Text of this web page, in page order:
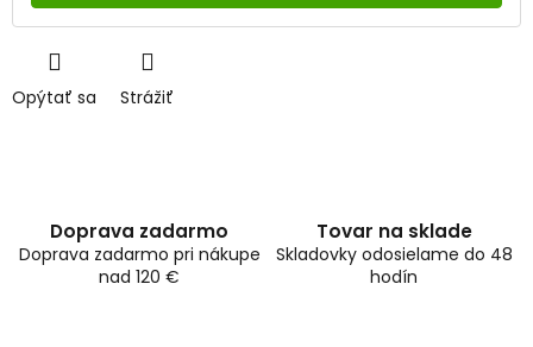
Opýtať sa Strážiť
Doprava zadarmo
Doprava zadarmo pri nákupe
nad 120 €
Tovar na sklade
Skladovky odosielame do 48
hodín